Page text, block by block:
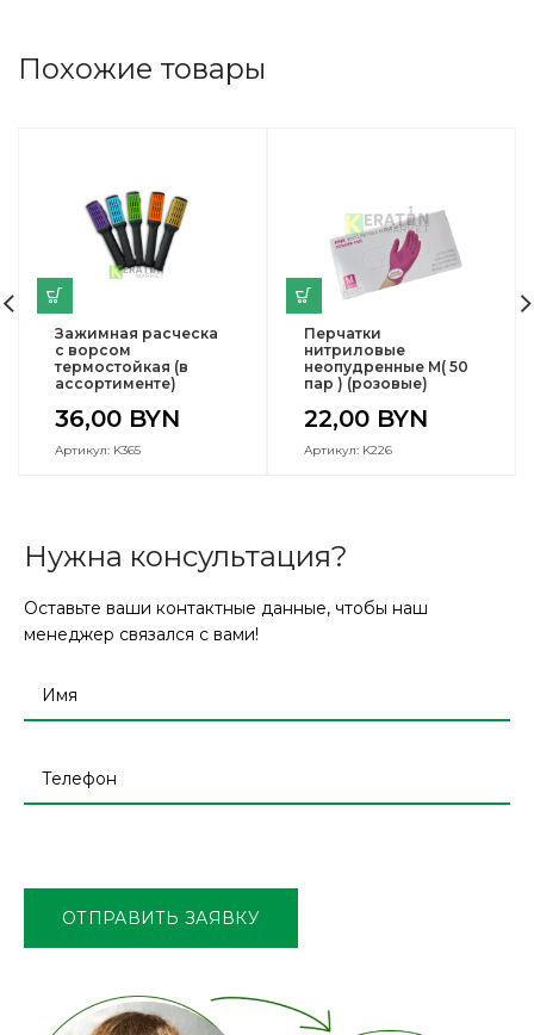
Похожие товары
Зажимная расческа
с ворсом
термостойкая (в
ассортименте)
36,00 BYN
Артикул: K365
Перчатки
нитриловые
неопудренные М( 50
пар ) (розовые)
22,00 BYN
Артикул: K226
Нужна консультация?
Оставьте ваши контактные данные, чтобы наш
менеджер связался с вами!
поле
пустым.
ОТПРАВИТЬ ЗАЯВКУ